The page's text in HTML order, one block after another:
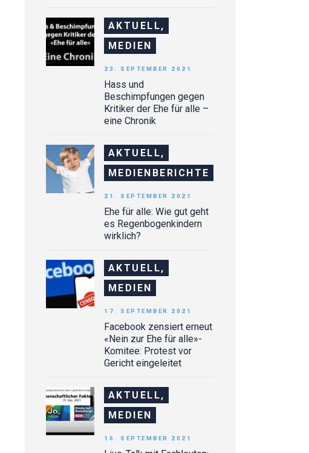
AKTUELL,
MEDIEN
Hass und
Beschimpfungen gegen
Kritiker der Ehe für alle –
eine Chronik
23. SEPTEMBER 2021
AKTUELL,
MEDIENBERICHTE
Ehe für alle: Wie gut geht
es Regenbogenkindern
wirklich?
21. SEPTEMBER 2021
AKTUELL,
MEDIEN
Facebook zensiert erneut
«Nein zur Ehe für alle»-
Komitee: Protest vor
Gericht eingeleitet
17. SEPTEMBER 2021
AKTUELL,
MEDIEN
16. SEPTEMBER 2021